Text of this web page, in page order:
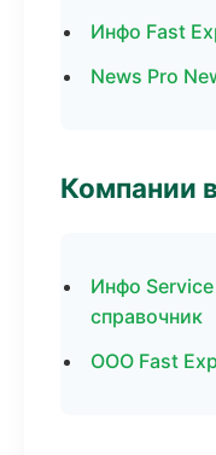
Инфо Fast
News Pro
Компании
Инфо
справочник
ООО Fast